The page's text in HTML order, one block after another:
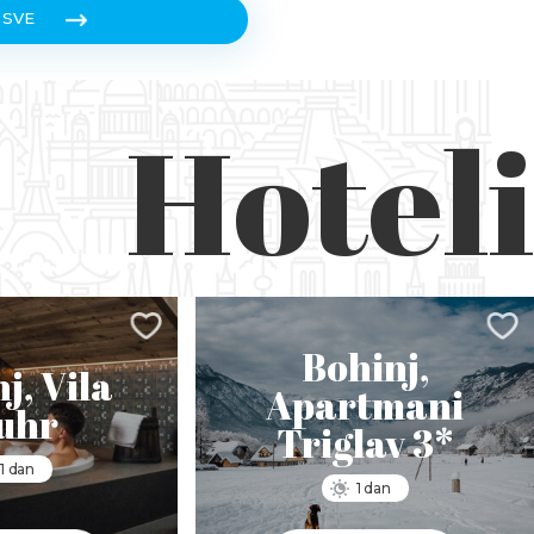
Hoteli
Vila
1 dan
Bohinj,
Apartmani
Triglav 3*
1 dan